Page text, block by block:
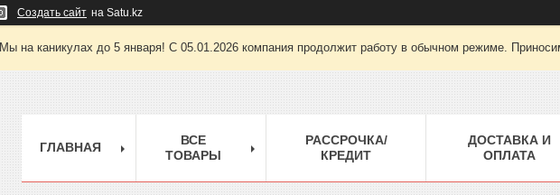
Создать сайт на Satu.kz
Мы на каникулах до 5 января! С 05.01.2026 компания продолжит работу в обычном режиме.
ГЛАВНАЯ
ВСЕ
ТОВАРЫ
РАССРОЧКА/
КРЕДИТ
ДОСТАВКА И
ОПЛАТА